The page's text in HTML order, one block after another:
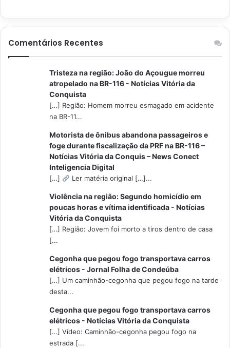
Comentários Recentes
Tristeza na região: João do Açougue morreu
atropelado na BR-116 - Notícias Vitória da
Conquista
[…] Região: Homem morreu esmagado em acidente
na BR-11...
Motorista de ônibus abandona passageiros e
foge durante fiscalização da PRF na BR-116 –
Notícias Vitória da Conquis – News Conect
Inteligencia Digital
[…] Ler matéria original […]...
Violência na região: Segundo homicídio em
poucas horas e vítima identificada - Notícias
Vitória da Conquista
[…] Região: Jovem foi morto a tiros dentro de casa
[...
Cegonha que pegou fogo transportava carros
elétricos - Jornal Folha de Condeúba
[…] Um caminhão-cegonha que pegou fogo na tarde
desta...
Cegonha que pegou fogo transportava carros
elétricos - Notícias Vitória da Conquista
[…] Vídeo: Caminhão-cegonha pegou fogo na
estrada [...